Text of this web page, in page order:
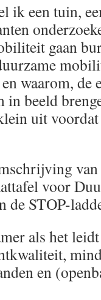
ik een tuin,
gaan
waarom, de
in beeld
uit
voor
de STOP-
als het
en